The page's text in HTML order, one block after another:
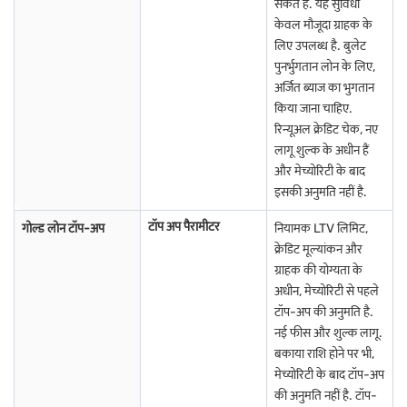
जानने से आपको फाज़िलका में ज्वेलरी खरीदते समय अपने बजट को बेहतर तरीके से
गोल्ड वैल्यू और मेकिंग शुल्क दोनों पर GST लिया जाता है.
GST शुल्क दिखाने वाले बिल के लिए हमेशा ज्वेलर से पूछें.
GST स्ट्रक्चर को समझने से खरीदारी के दौरान आश्चर्य से बचने में मदद मिलती है और
यह सुनिश्चित करता है कि आपको फाज़िलका में गोल्ड ज्वेलरी खरीदते समय शामिल
फाज़िलका में सोना खरीदने/निवेश करने के विभिन्न तरीके क्या हैं?
अगर आप गोल्ड में निवेश करना चाहते हैं, लेकिन फिज़िकल ज्वेलरी को साथ नहीं रखना
चाहते हैं, तो कुछ अन्य तरीके हैं जिन पर आप फाज़िलका में विचार कर सकते हैं.
: इसका मतलब है गोल्ड ज्वेलरी खरीदना, जिसे आप पहन सकते हैं
सकते हैं. यह सुविधा
केवल मौजूदा ग्राहक के
लिए उपलब्ध है. बुलेट
पुनर्भुगतान लोन के लिए,
अर्जित ब्याज का भुगतान
किया जाना चाहिए.
रिन्यूअल क्रेडिट चेक, नए
लागू शुल्क के अधीन हैं
और मेच्योरिटी के बाद
इसकी अनुमति नहीं है.
गोल्ड लोन टॉप-अप टॉप अप पैरामीटर
नियामक LTV लिमिट,
क्रेडिट मूल्यांकन और
ग्राहक की योग्यता के
अधीन, मेच्योरिटी से पहले
टॉप-अप की अनुमति है.
नई फीस और शुल्क लागू.
बकाया राशि होने पर भी,
मेच्योरिटी के बाद टॉप-अप
की अनुमति नहीं है. टॉप-